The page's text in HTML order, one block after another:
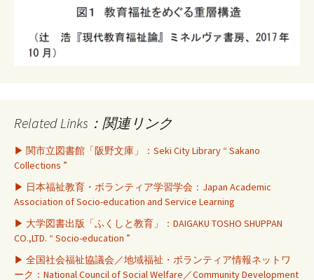
Related Links：関連リンク
▶ 関市立図書館「阪野文庫」：Seki City Library “ Sakano
Collections ”
▶ 日本福祉教育・ボランティア学習学会：Japan Academic
Association of Socio-education and Service Learning
▶ 大学図書出版「ふくしと教育」：DAIGAKU TOSHO SHUPPAN
CO.,LTD. “ Socio-education ”
▶ 全国社会福祉協議会／地域福祉・ボランティア情報ネットワ
ーク：National Council of Social Welfare／Community Development